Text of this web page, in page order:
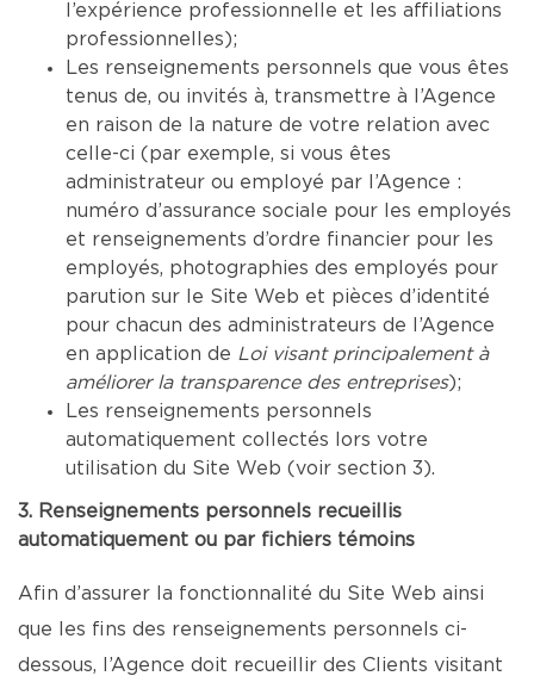
l’expérience professionnelle et les affiliations
professionnelles);
Les renseignements personnels que vous êtes
tenus de, ou invités à, transmettre à l’Agence
en raison de la nature de votre relation avec
celle-ci (par exemple, si vous êtes
administrateur ou employé par l’Agence :
numéro d’assurance sociale pour les employés
et renseignements d’ordre financier pour les
employés, photographies des employés pour
parution sur le Site Web et pièces d’identité
pour chacun des administrateurs de l’Agence
en application de Loi visant principalement à
améliorer la transparence des entreprises);
Les renseignements personnels
automatiquement collectés lors votre
utilisation du Site Web (voir section 3).
3. Renseignements personnels recueillis
automatiquement ou par fichiers témoins
Afin d’assurer la fonctionnalité du Site Web ainsi
que les fins des renseignements personnels ci-
dessous, l’Agence doit recueillir des Clients visitant